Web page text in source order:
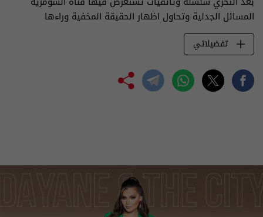
المسائل الجدلية وتحاول اظهار الحقيقة المخفية وراءها
تفضيلاتي